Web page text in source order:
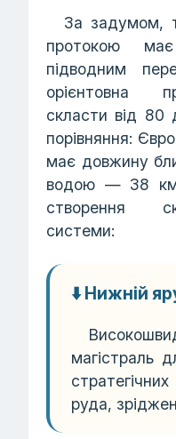
За задумом,
протокою
підводним
орієнтовна
скласти від 80
порівняння:
має довжину
водою — 38
створення
системи:
⬇️ Нижній
магістраль
руда,